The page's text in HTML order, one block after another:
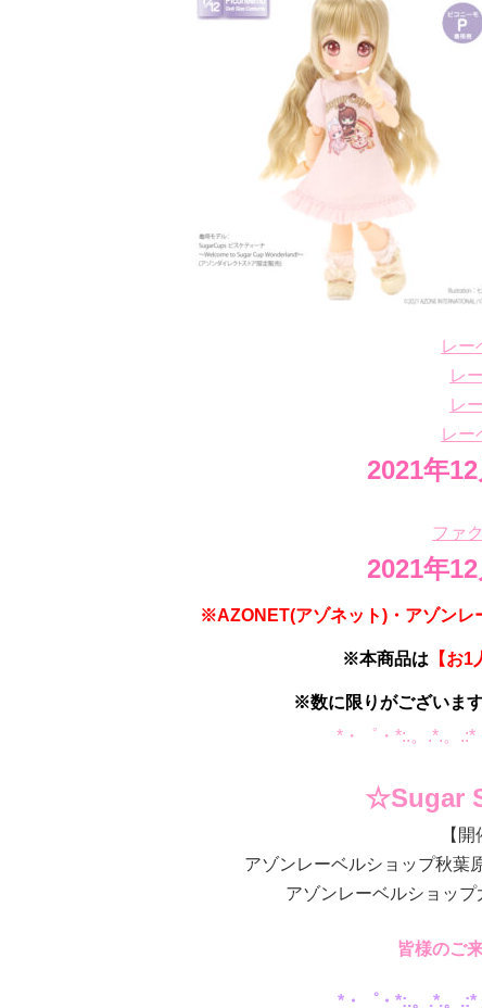
レー
レ
レ
レー
2021年
ファ
2021年
※AZONET(アゾネット)・アゾンレ
※本商品は 【お1
※数に限りがございま
*・゜・*:.。.*.。
☆Sugar
【
アゾンレーベルショップ秋葉
アゾンレーベルショッ
皆様のご
*・゜・*:.。.*.。